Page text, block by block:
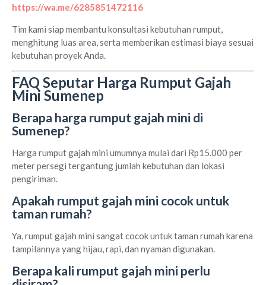
https://wa.me/6285851472116
Tim kami siap membantu konsultasi kebutuhan rumput,
menghitung luas area, serta memberikan estimasi biaya sesuai
kebutuhan proyek Anda.
FAQ Seputar Harga Rumput Gajah
Mini Sumenep
Berapa harga rumput gajah mini di
Sumenep?
Harga rumput gajah mini umumnya mulai dari Rp15.000 per
meter persegi tergantung jumlah kebutuhan dan lokasi
pengiriman.
Apakah rumput gajah mini cocok untuk
taman rumah?
Ya, rumput gajah mini sangat cocok untuk taman rumah karena
tampilannya yang hijau, rapi, dan nyaman digunakan.
Berapa kali rumput gajah mini perlu